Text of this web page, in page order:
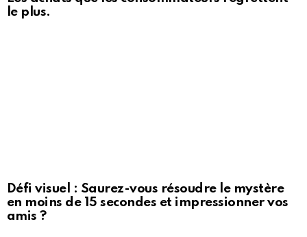
le plus.
Défi visuel : Saurez-vous résoudre le mystère
en moins de 15 secondes et impressionner vos
amis ?